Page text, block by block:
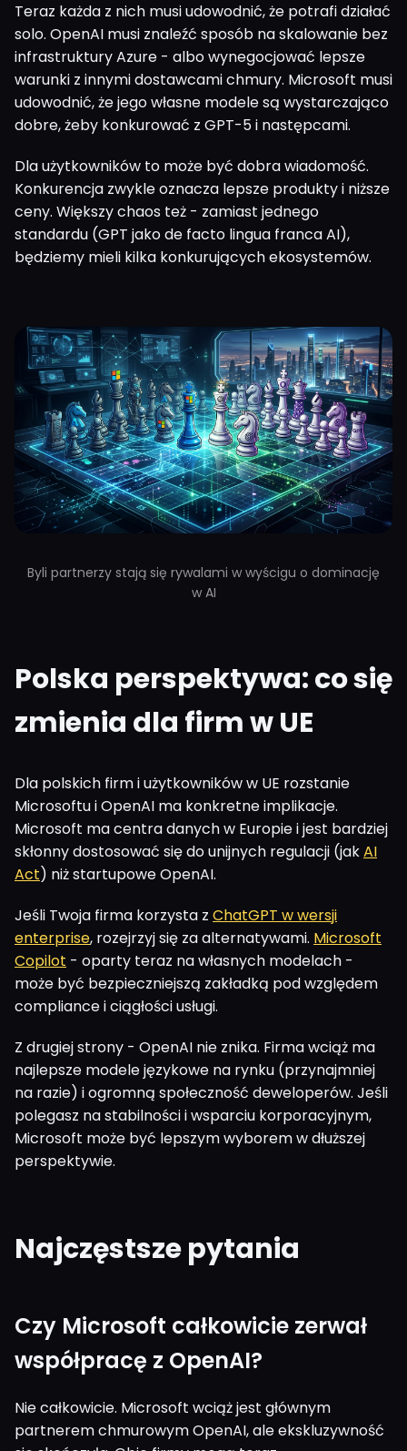
Teraz każda z nich musi udowodnić, że potrafi działać
solo. OpenAI musi znaleźć sposób na skalowanie bez
infrastruktury Azure - albo wynegocjować lepsze
warunki z innymi dostawcami chmury. Microsoft musi
udowodnić, że jego własne modele są wystarczająco
dobre, żeby konkurować z GPT-5 i następcami.
Dla użytkowników to może być dobra wiadomość.
Konkurencja zwykle oznacza lepsze produkty i niższe
ceny. Większy chaos też - zamiast jednego
standardu (GPT jako de facto lingua franca AI),
będziemy mieli kilka konkurujących ekosystemów.
Byli partnerzy stają się rywalami w wyścigu o dominację
w AI
Polska perspektywa: co się
zmienia dla firm w UE
Dla polskich firm i użytkowników w UE rozstanie
Microsoftu i OpenAI ma konkretne implikacje.
Microsoft ma centra danych w Europie i jest bardziej
skłonny dostosować się do unijnych regulacji (jakAI
Act) niż startupowe OpenAI.
Jeśli Twoja firma korzysta z ChatGPT w wersji
enterprise, rozejrzyj się za alternatywami. Microsoft
Copilot - oparty teraz na własnych modelach -
może być bezpieczniejszą zakładką pod względem
compliance i ciągłości usługi.
Z drugiej strony - OpenAI nie znika. Firma wciąż ma
najlepsze modele językowe na rynku (przynajmniej
na razie) i ogromną społeczność deweloperów. Jeśli
polegasz na stabilności i wsparciu korporacyjnym,
Microsoft może być lepszym wyborem w dłuższej
perspektywie.
Najczęstsze pytania
Czy Microsoft całkowicie zerwał
współpracę z OpenAI?
Nie całkowicie. Microsoft wciąż jest głównym
partnerem chmurowym OpenAI, ale ekskluzywność